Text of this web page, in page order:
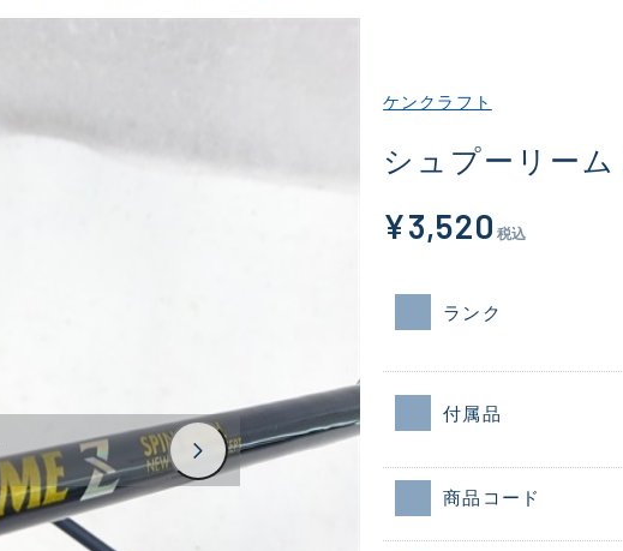
ケンクラフト
シュプーリーム
¥3,520 税込
ランク
付属品
商品コード